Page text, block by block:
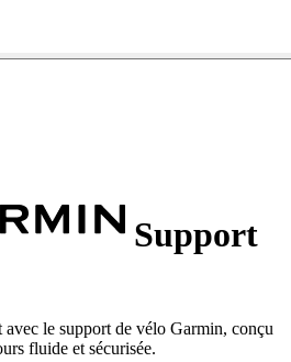
Support
le support de vélo Garmin, conçu
fluide et sécurisée.